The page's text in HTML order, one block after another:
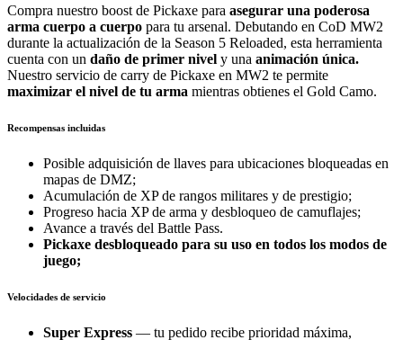
Compra nuestro boost de Pickaxe para asegurar una poderosa
arma cuerpo a cuerpo para tu arsenal. Debutando en CoD MW2
durante la actualización de la Season 5 Reloaded, esta herramienta
cuenta con un daño de primer nivel y una animación única.
Nuestro servicio de carry de Pickaxe en MW2 te permite
maximizar el nivel de tu arma mientras obtienes el Gold Camo.
Recompensas incluidas
Posible adquisición de llaves para ubicaciones bloqueadas en
mapas de DMZ;
Acumulación de XP de rangos militares y de prestigio;
Progreso hacia XP de arma y desbloqueo de camuflajes;
Avance a través del Battle Pass.
Pickaxe desbloqueado para su uso en todos los modos de
juego;
Velocidades de servicio
Super Express — tu pedido recibe prioridad máxima,